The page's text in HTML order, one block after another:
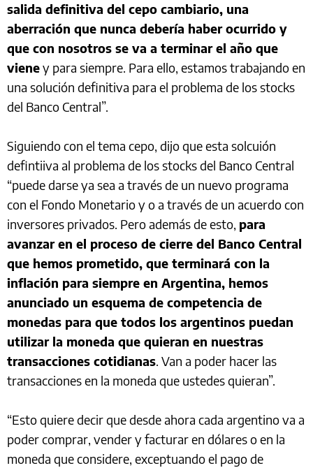
salida definitiva del cepo cambiario, una
aberración que nunca debería haber ocurrido y
que con nosotros se va a terminar el año que
vieney para siempre. Para ello, estamos trabajando en
una solución definitiva para el problema de los stocks
del Banco Central”.
Siguiendo con el tema cepo, dijo que esta solcuión
defintiiva al problema de los stocks del Banco Central
“puede darse ya sea a través de un nuevo programa
con el Fondo Monetario y o a través de un acuerdo con
inversores privados. Pero además de esto, para
avanzar en el proceso de cierre del Banco Central
que hemos prometido, que terminará con la
inflación para siempre en Argentina, hemos
anunciado un esquema de competencia de
monedas para que todos los argentinos puedan
utilizar la moneda que quieran en nuestras
transacciones cotidianas. Van a poder hacer las
transacciones en la moneda que ustedes quieran”.
“Esto quiere decir que desde ahora cada argentino va a
poder comprar, vender y facturar en dólares o en la
moneda que considere, exceptuando el pago de